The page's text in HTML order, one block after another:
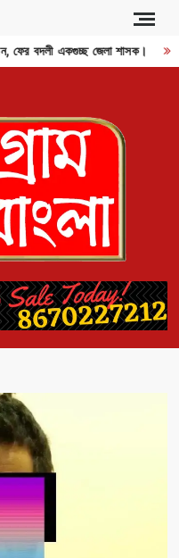
ফের বদলী একগুচ্ছ জেলা শাসক।